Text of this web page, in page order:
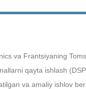
va Frantsiyaning
qayta ishlash
va amaliy ishlov